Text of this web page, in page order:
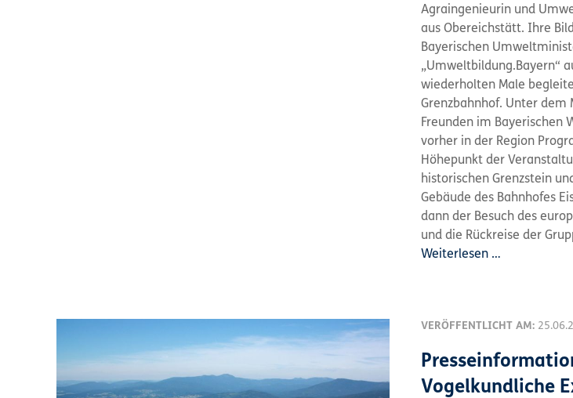
Agraingenieurin und
aus Obereichstätt. Ihre
Bayerischen
„Umweltbildung.Bayern“
wiederholten Male
Grenzbahnhof. Unter dem
Freunden im Bayerischen
vorher in der Region
Höhepunkt der
historischen Grenzstein
Gebäude des Bahnhofes
dann der Besuch des
und die Rückreise der
Weiterlesen …
VERÖFFENTLICHT AM:
Vogelkundliche